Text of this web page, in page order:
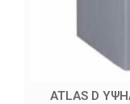
ATLAS D